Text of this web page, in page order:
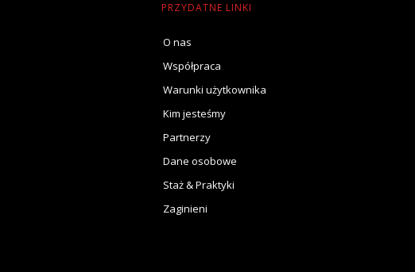
PRZYDATNE LINKI
O nas
Współpraca
Warunki użytkownika
Kim jesteśmy
Partnerzy
Dane osobowe
Staż & Praktyki
Zaginieni